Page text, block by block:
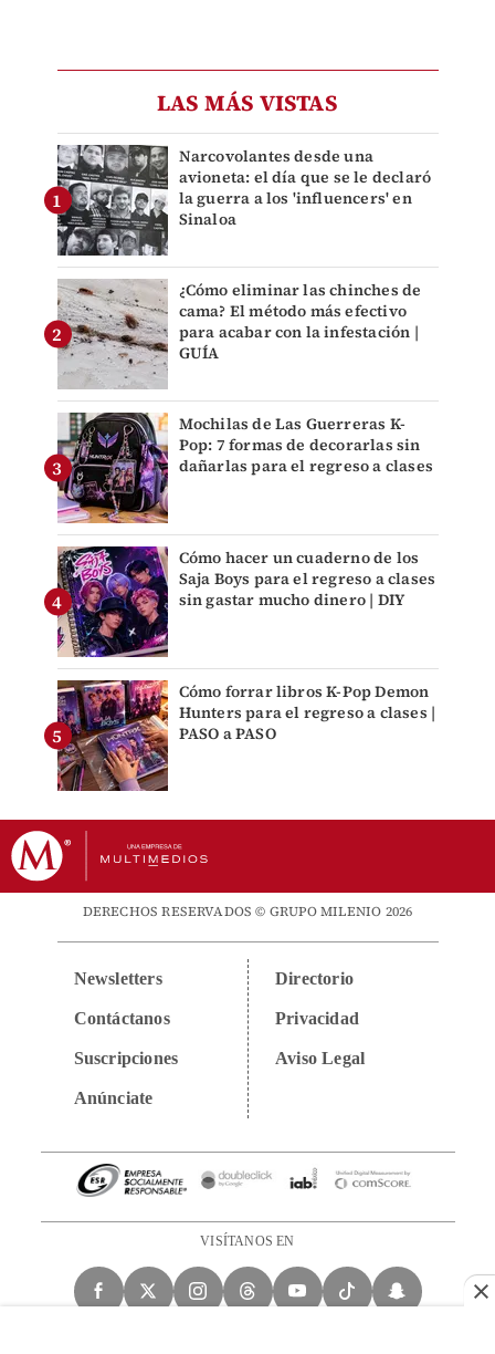
LAS MÁS VISTAS
Narcovolantes desde una
avioneta: el día que se le declaró
la guerra a los 'influencers' en
Sinaloa
¿Cómo eliminar las chinches de
cama? El método más efectivo
para acabar con la infestación |
GUÍA
Mochilas de Las Guerreras K-
Pop: 7 formas de decorarlas sin
dañarlas para el regreso a clases
Cómo hacer un cuaderno de los
Saja Boys para el regreso a clases
sin gastar mucho dinero | DIY
Cómo forrar libros K-Pop Demon
Hunters para el regreso a clases |
PASO a PASO
DERECHOS RESERVADOS © GRUPO MILENIO 2026
Newsletters
Contáctanos
Suscripciones
Anúnciate
Directorio
Privacidad
Aviso Legal
VISÍTANOS EN